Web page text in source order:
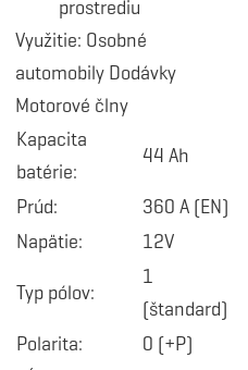
prostrediu
Využitie: Osobné
automobily Dodávky
Motorové člny
Kapacita
batérie:
44 Ah
Prúd:
360 A (EN)
Napätie:
12V
Typ pólov:
1
(štandard)
Polarita:
0 (+P)